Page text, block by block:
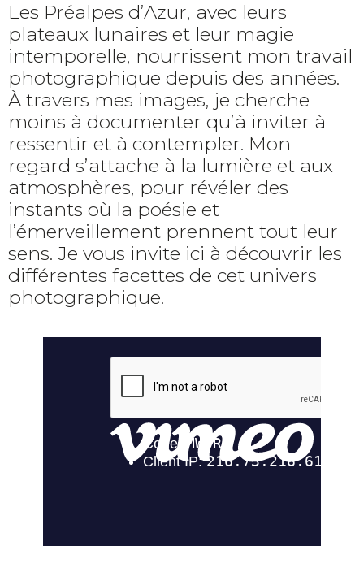
Les Préalpes d’Azur, avec leurs
plateaux lunaires et leur magie
intemporelle, nourrissent mon travail
photographique depuis des années.
À travers mes images, je cherche
moins à documenter qu’à inviter à
ressentir et à contempler. Mon
regard s’attache à la lumière et aux
atmosphères, pour révéler des
instants où la poésie et
l’émerveillement prennent tout leur
sens. Je vous invite ici à découvrir les
différentes facettes de cet univers
photographique.